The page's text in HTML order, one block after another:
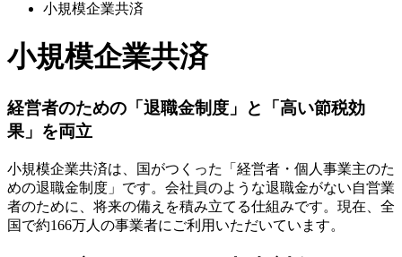
小規模企業共済
小規模企業共済
経営者のための「退職金制度」と「高い節税効
果」を両立
小規模企業共済は、国がつくった「経営者・個人事業主のた
めの退職金制度」です。会社員のような退職金がない自営業
者のために、将来の備えを積み立てる仕組みです。現在、全
国で約166万人の事業者にご利用いただいています。